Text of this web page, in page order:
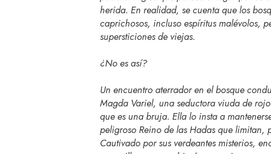
herida. En realidad, se cuenta que los
caprichosos, incluso espíritus malévolos,
supersticiones de viejas.
¿No es así?
Un encuentro aterrador en el bosque
Magda Variel, una seductora viuda de
que es una bruja. Ella lo insta a
peligroso Reino de las Hadas que limitan,
Cautivado por sus verdeantes misterios,